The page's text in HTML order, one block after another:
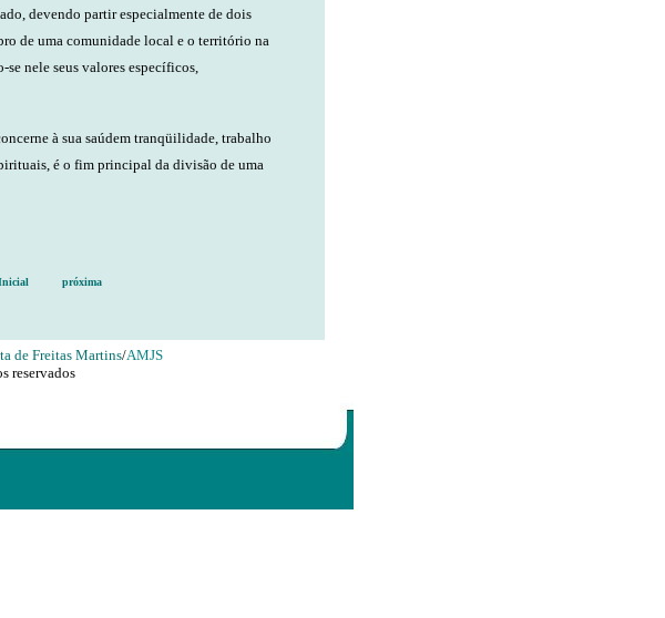
devendo partir especialmente de dois
de uma comunidade local e o território na
nele seus valores específicos,
à sua saúdem tranqüilidade, trabalho
é o fim principal da divisão de uma
próxima
de Freitas Martins/AMJS
reservados